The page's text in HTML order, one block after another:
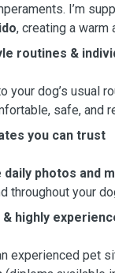
I’m
, creating a warm
routines &
your dog’s usual
safe, and
you can trust
daily photos and
throughout your
highly
experienced pet